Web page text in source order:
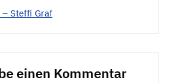
– Steffi Graf
einen Kommentar